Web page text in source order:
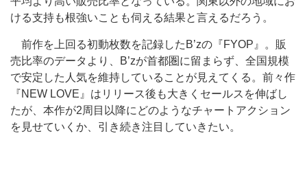
ける支持も根強いことも伺える結果と言えるだろう。
前作を上回る初動枚数を記録したB’zの『FYOP』。販
売比率のデータより、B’zが首都圏に留まらず、全国規模
で安定した人気を維持していることが見えてくる。前々作
『NEW LOVE』はリリース後も大きくセールスを伸ばし
たが、本作が2周目以降にどのようなチャートアクション
を見せていくか、引き続き注目していきたい。